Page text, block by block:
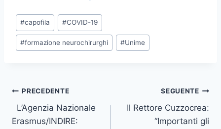
Tag
articolo:
#capofila #COVID-19
#formazione neurochirurghi #Unime
Navigazione
articoli
PRECEDENTE
L’Agenzia Nazionale
Erasmus/INDIRE:
SEGUENTE
Il Rettore Cuzzocrea:
“Importanti gli